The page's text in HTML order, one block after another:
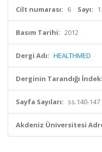
Cilt numarası: 6 Sayı: 1
Basım Tarihi: 2012
Dergi Adı: HEALTHMED
Derginin Tarandığı
Sayfa Sayıları: ss.140-147
Akdeniz Üniversitesi